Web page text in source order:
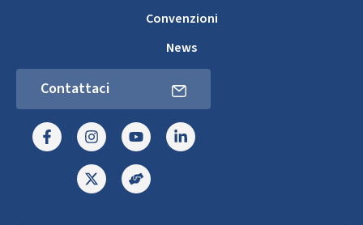
Convenzioni
News
Contattaci